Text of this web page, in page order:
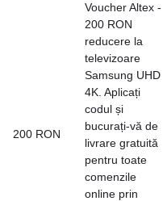
200 RON
Voucher Altex -
200 RON
reducere la
televizoare
Samsung UHD
4K. Aplicați
codul și
bucurați-vă de
livrare gratuită
pentru toate
comenzile
online prin